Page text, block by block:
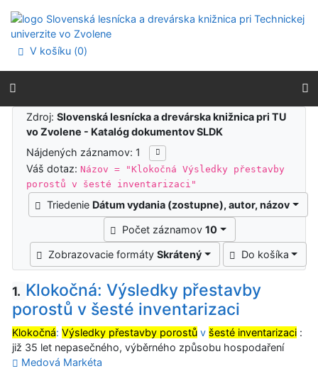
Prejsť na menu
Prehlásenie o webovej prístupnosti
V košíku (0)
Výsledky vyhľadávania
Zdroj:Slovenská lesnícka a drevárska knižnica pri TU
vo Zvolene - Katalóg dokumentov SLDK
Nájdených záznamov: 1
Váš dotaz:Názov = "Klokočná Výsledky přestavby
porostů v šesté inventarizaci"
Triedenie Dátum vydania (zostupne), autor, názov
Počet záznamov10
Zobrazovacie formátySkrátený Do košíka
1. Klokočná: Výsledky přestavby
porostů v šesté inventarizaci
Klokočná: Výsledky přestavby porostů v šesté inventarizaci :
již 35 let nepasečného, výběrného způsobu hospodaření
Medová Markéta